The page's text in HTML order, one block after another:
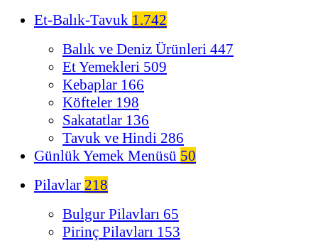
Et-Balık-Tavuk 1.742
Balık ve Deniz Ürünleri 447
Et Yemekleri 509
Kebaplar 166
Köfteler 198
Sakatatlar 136
Tavuk ve Hindi 286
Günlük Yemek Menüsü 50
Pilavlar 218
Bulgur Pilavları 65
Pirinç Pilavları 153